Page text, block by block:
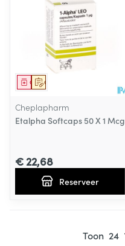
Op voorschrift
Geneesmiddel
Cheplapharm
Etalpha Softcaps 50 X 1 Mcg
€ 22,68
Reserveer
Toon